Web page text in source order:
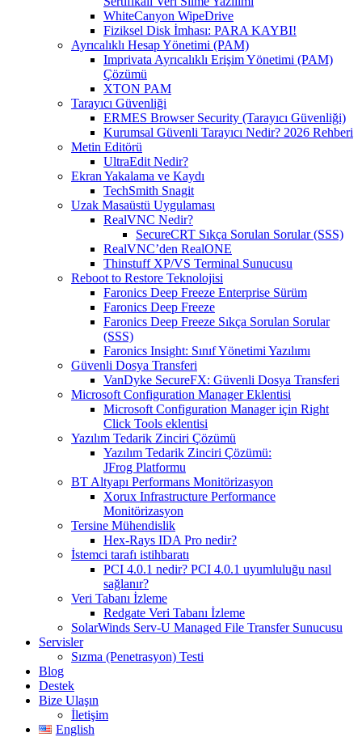
WhiteCanyon WipeDrive
Fiziksel Disk İmhası: PARA KAYBI!
Ayrıcalıklı Hesap Yönetimi (PAM)
Imprivata Ayrıcalıklı Erişim Yönetimi (PAM)
Çözümü
XTON PAM
Tarayıcı Güvenliği
ERMES Browser Security (Tarayıcı Güvenliği)
Kurumsal Güvenli Tarayıcı Nedir? 2026 Rehberi
Metin Editörü
UltraEdit Nedir?
Ekran Yakalama ve Kaydı
TechSmith Snagit
Uzak Masaüstü Uygulaması
RealVNC Nedir?
SecureCRT Sıkça Sorulan Sorular (SSS)
RealVNC’den RealONE
Thinstuff XP/VS Terminal Sunucusu
Reboot to Restore Teknolojisi
Faronics Deep Freeze Enterprise Sürüm
Faronics Deep Freeze
Faronics Deep Freeze Sıkça Sorulan Sorular
(SSS)
Faronics Insight: Sınıf Yönetimi Yazılımı
Güvenli Dosya Transferi
VanDyke SecureFX: Güvenli Dosya Transferi
Microsoft Configuration Manager Eklentisi
Microsoft Configuration Manager için Right
Click Tools eklentisi
Yazılım Tedarik Zinciri Çözümü
Yazılım Tedarik Zinciri Çözümü:
JFrog Platformu
BT Altyapı Performans Monitörizasyon
Xorux Infrastructure Performance
Monitörizasyon
Tersine Mühendislik
Hex-Rays IDA Pro nedir?
İstemci tarafı istihbaratı
PCI 4.0.1 nedir? PCI 4.0.1 uyumluluğu nasıl
sağlanır?
Veri Tabanı İzleme
Redgate Veri Tabanı İzleme
SolarWinds Serv-U Managed File Transfer Sunucusu
Servisler
Sızma (Penetrasyon) Testi
Blog
Destek
Bize Ulaşın
İletişim
English